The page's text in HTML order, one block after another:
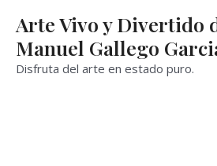
contenido
Arte Vivo y Divertido
Manuel Gallego
Disfruta del arte en estado puro.